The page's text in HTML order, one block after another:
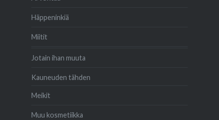
Häppeninkiä
Miitit
Jotain ihan muuta
Kauneuden tähden
Meikit
Muu kosmetiikka